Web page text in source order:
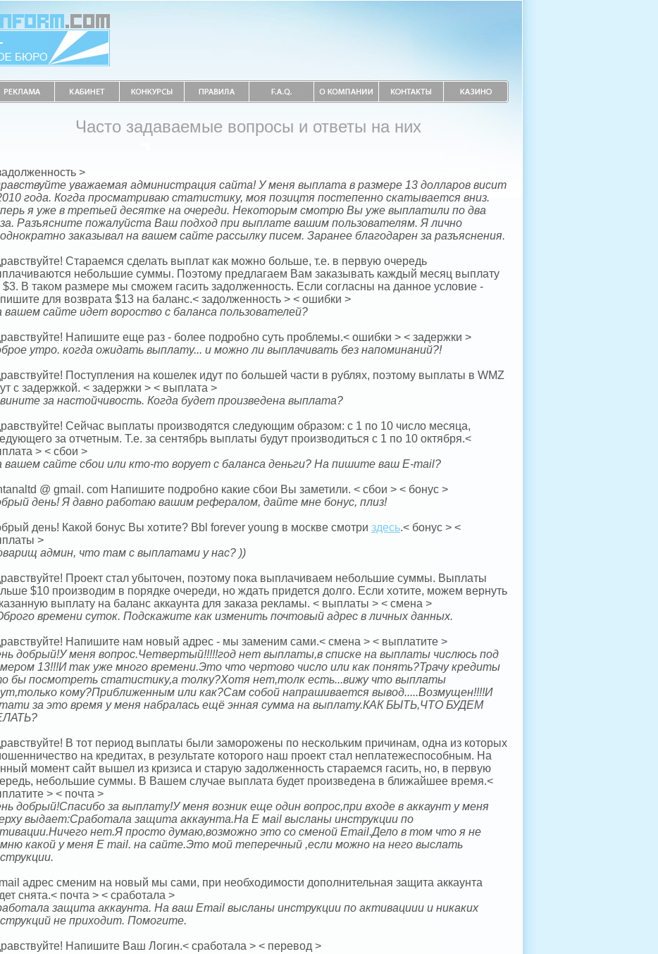
Часто задаваемые вопросы и ответы на них
>
уважаемая администрация сайта! У меня выплата в размере 13 долларов висит
года. Когда просматриваю статистику, моя позицтя постепенно скатывается вниз.
я уже в третьей десятке на очереди. Некоторым смотрю Вы уже выплатили по два
Разъясните пожалуйста Ваш подход при выплате вашим пользователям. Я лично
заказывал на вашем сайте рассылку писем. Заранее благодарен за разъяснения.
Стараемся сделать выплат как можно больше, т.е. в первую очередь
небольшие суммы. Поэтому предлагаем Вам заказывать каждый месяц выплату
$3. В таком размере мы сможем гасить задолженность. Если согласны на данное условие -
для возврата $13 на баланс.< задолженность > < ошибки >
вашем сайте идет вороство с баланса пользователей?
Напишите еще раз - более подробно суть проблемы.< ошибки > < задержки >
утро. когда ожидать выплату... и можно ли выплачивать без напоминаний?!
Поступления на кошелек идут по большей части в рублях, поэтому выплаты в WMZ
с задержкой. < задержки > < выплата >
за настойчивость. Когда будет произведена выплата?
Сейчас выплаты производятся следующим образом: с 1 по 10 число месяца,
за отчетным. Т.е. за сентябрь выплаты будут производиться с 1 по 10 октября.<
> < сбои >
вашем сайте сбои или кто-то ворует с баланса деньги? На пишите ваш E-mail?
@ gmail. com Напишите подробно какие сбои Вы заметили. < сбои > < бонус >
день! Я давно работаю вашим рефералом, дайте мне бонус, плиз!
день! Какой бонус Вы хотите? Bbl forever young в москве смотри здесь.< бонус > <
>
админ, что там с выплатами у нас? ))
Проект стал убыточен, поэтому пока выплачиваем небольшие суммы. Выплаты
$10 производим в порядке очереди, но ждать придется долго. Если хотите, можем вернуть
выплату на баланс аккаунта для заказа рекламы. < выплаты > < смена >
времени суток. Подскажите как изменить почтовый адрес в личных данных.
Напишите нам новый адрес - мы заменим сами.< смена > < выплатите >
добрый!У меня вопрос.Четвертый!!!!!год нет выплаты,в списке на выплаты числюсь под
13!!!И так уже много времени.Это что чертово число или как понять?Трачу кредиты
бы посмотреть статистику,а толку?Хотя нет,толк есть...вижу что выплаты
кому?Приближенным или как?Сам собой напрашивается вывод.....Возмущен!!!!И
за это время у меня набралась ещё энная сумма на выплату.КАК БЫТЬ,ЧТО БУДЕМ
В тот период выплаты были заморожены по нескольким причинам, одна из которых
на кредитах, в результате которого наш проект стал неплатежеспособным. На
момент сайт вышел из кризиса и старую задолженность стараемся гасить, но, в первую
небольшие суммы. В Вашем случае выплата будет произведена в ближайшее время.<
> < почта >
добрый!Спасибо за выплату!У меня возник еще один вопрос,при входе в аккаунт у меня
выдает:Сработала защита аккаунта.На Е маil высланы инструкции по
нет.Я просто думаю,возможно это со сменой Email.Дело в том что я не
какой у меня E mail. на сайте.Это мой теперечный ,если можно на него выслать
адрес сменим на новый мы сами, при необходимости дополнительная защита аккаунта
снята.< почта > < сработала >
защита аккаунта. На ваш Email высланы инструкции по активациии и никаких
не приходит. Помогите.
Напишите Ваш Логин.< сработала > < перевод >